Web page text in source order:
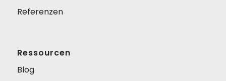
Referenzen
Ressourcen
Blog